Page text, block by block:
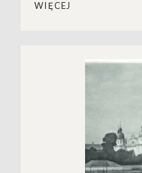
WIĘCEJ